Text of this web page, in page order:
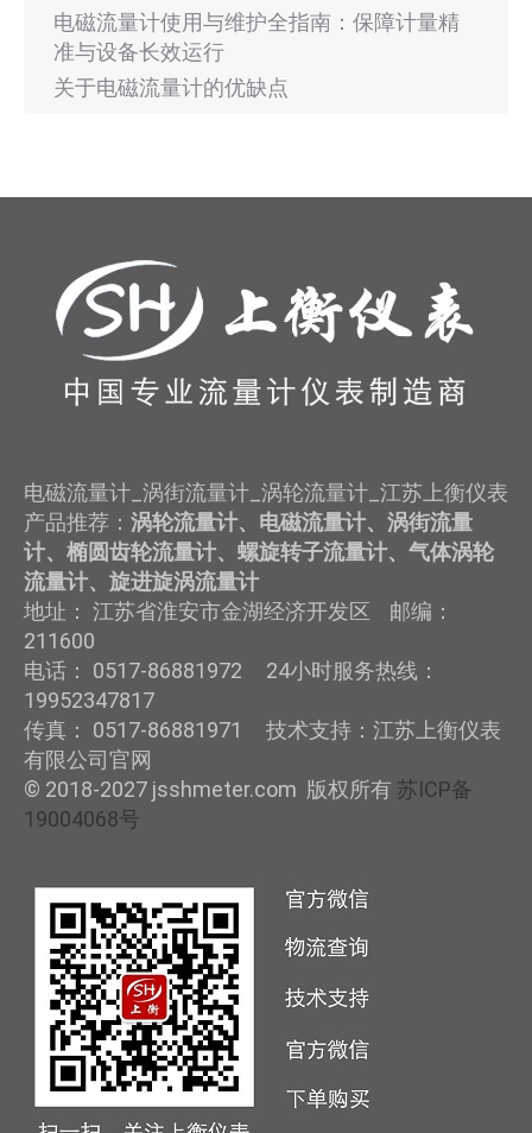
电磁流量计使用与维护全指南：保障计量精
准与设备长效运行
关于电磁流量计的优缺点
电磁流量计_涡街流量计_涡轮流量计_江苏上衡仪表
产品推荐： 涡轮流量计、电磁流量计、涡街流量
计、椭圆齿轮流量计、螺旋转子流量计、气体涡轮
流量计、旋进旋涡流量计
地址： 江苏省淮安市金湖经济开发区 邮编：
211600
电话： 0517-86881972 24小时服务热线：
19952347817
传真： 0517-86881971 技术支持：江苏上衡仪表
有限公司官网
© 2018-2027 jsshmeter.com 版权所有 苏ICP备
19004068号